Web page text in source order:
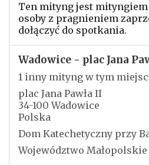
Ten mityng jest
osoby z pragnieniem
dołączyć do spotkania.
Wadowice - plac Jana
1 inny mityng w tym
plac Jana Pawła II
34-100 Wadowice
Polska
Dom Katechetyczny przy
Województwo Małopolskie